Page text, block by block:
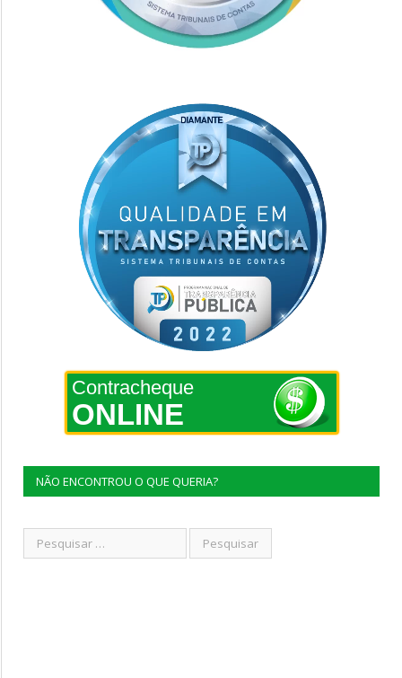
Contracheque
ONLINE
NÃO ENCONTROU O QUE QUERIA?